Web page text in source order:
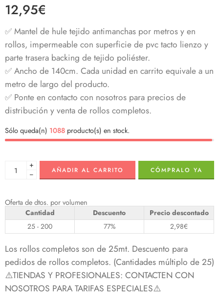
5.00de 5 en
base a
un cliente
12,95€
✅ Mantel de hule tejido antimanchas por metros y en
rollos, impermeable con superficie de pvc tacto lienzo y
parte trasera backing de tejido poliéster.
✅ Ancho de 140cm. Cada unidad en carrito equivale a un
metro de largo del producto.
✅ Ponte en contacto con nosotros para precios de
distribución y venta de rollos completos.
Sólo queda(n) 1088 producto(s) en stock.
+
−
AÑADIR AL CARRITO CÓMPRALO YA
Oferta de dtos. por volumen
Cantidad Descuento
Precio descontado
25 - 200
77% 2,98€
Los rollos completos son de 25mt. Descuento para
pedidos de rollos completos. (Cantidades múltiplo de 25)
⚠️TIENDAS Y PROFESIONALES: CONTACTEN CON
NOSOTROS PARA TARIFAS ESPECIALES⚠️